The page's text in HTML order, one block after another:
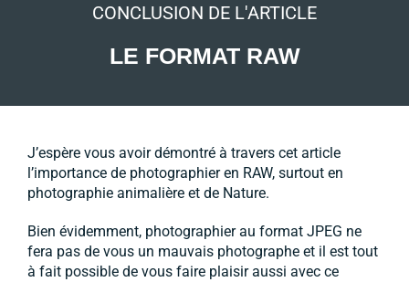
CONCLUSION DE L'ARTICLE
LE FORMAT RAW
J’espère vous avoir démontré à travers cet article
l’importance de photographier en RAW, surtout en
photographie animalière et de Nature.
Bien évidemment, photographier au format JPEG ne
fera pas de vous un mauvais photographe et il est tout
à fait possible de vous faire plaisir aussi avec ce